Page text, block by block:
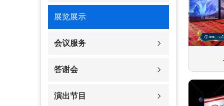
展览展示
ꁇ
会议服务
ꁇ
答谢会
ꁇ
演出节目